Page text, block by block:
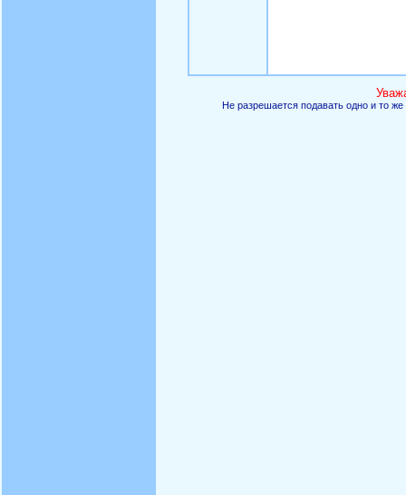
Не разрешается подавать одно и то